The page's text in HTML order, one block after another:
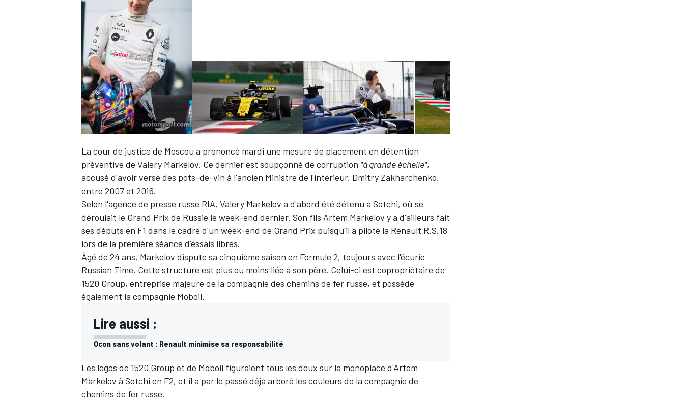
WEC
La cour de justice de Moscou a prononcé mardi une mesure de placement en détention
préventive de Valery Markelov. Ce dernier est soupçonné de corruption "à grande échelle",
accusé d'avoir versé des pots-de-vin à l'ancien Ministre de l'intérieur, Dmitry Zakharchenko,
entre 2007 et 2016.
Selon l'agence de presse russe RIA, Valery Markelov a d'abord été détenu à Sotchi, où se
déroulait le Grand Prix de Russie le week-end dernier. Son fils Artem Markelov y a d'ailleurs fait
ses débuts en F1 dans le cadre d'un week-end de Grand Prix puisqu'il a piloté la Renault R.S.18
lors de la première séance d'essais libres.
Àgé de 24 ans, Markelov dispute sa cinquième saison en Formule 2, toujours avec l'écurie
Russian Time. Cette structure est plus ou moins liée à son père. Celui-ci est copropriétaire de
1520 Group, entreprise majeure de la compagnie des chemins de fer russe, et possède
également la compagnie Moboil.
Lire aussi :
Ocon sans volant : Renault minimise sa responsabilité
Les logos de 1520 Group et de Moboil figuraient tous les deux sur la monoplace d'Artem
Markelov à Sotchi en F2, et il a par le passé déjà arboré les couleurs de la compagnie de
chemins de fer russe.